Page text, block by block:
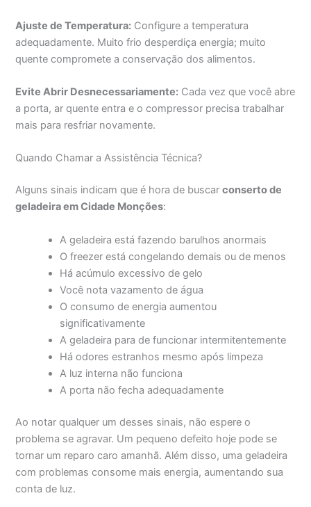
Ajuste de Temperatura: Configure a temperatura
adequadamente. Muito frio desperdiça energia; muito
quente compromete a conservação dos alimentos.
Evite Abrir Desnecessariamente: Cada vez que você abre
a porta, ar quente entra e o compressor precisa trabalhar
mais para resfriar novamente.
Quando Chamar a Assistência Técnica?
Alguns sinais indicam que é hora de buscarconserto de
geladeira em Cidade Monções:
A geladeira está fazendo barulhos anormais
O freezer está congelando demais ou de menos
Há acúmulo excessivo de gelo
Você nota vazamento de água
O consumo de energia aumentou
significativamente
A geladeira para de funcionar intermitentemente
Há odores estranhos mesmo após limpeza
A luz interna não funciona
A porta não fecha adequadamente
Ao notar qualquer um desses sinais, não espere o
problema se agravar. Um pequeno defeito hoje pode se
tornar um reparo caro amanhã. Além disso, uma geladeira
com problemas consome mais energia, aumentando sua
conta de luz.